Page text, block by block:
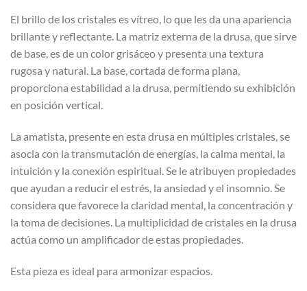
El brillo de los cristales es vítreo, lo que les da una apariencia
brillante y reflectante. La matriz externa de la drusa, que sirve
de base, es de un color grisáceo y presenta una textura
rugosa y natural. La base, cortada de forma plana,
proporciona estabilidad a la drusa, permitiendo su exhibición
en posición vertical.
La amatista, presente en esta drusa en múltiples cristales, se
asocia con la transmutación de energías, la calma mental, la
intuición y la conexión espiritual. Se le atribuyen propiedades
que ayudan a reducir el estrés, la ansiedad y el insomnio. Se
considera que favorece la claridad mental, la concentración y
la toma de decisiones. La multiplicidad de cristales en la drusa
actúa como un amplificador de estas propiedades.
Esta pieza es ideal para armonizar espacios.